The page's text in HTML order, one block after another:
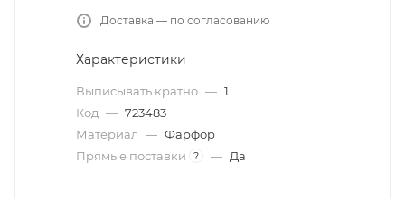
Доставка — по согласованию
Характеристики
Выписывать кратно — 1
Код — 723483
Материал — Фарфор
Прямые поставки
? — Да